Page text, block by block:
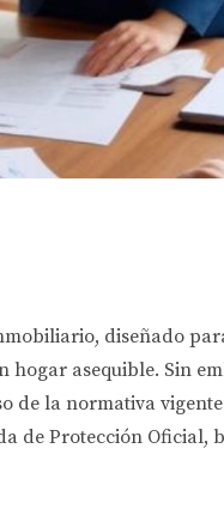
diseñado
asequible. Sin
de la normativa
de Protección